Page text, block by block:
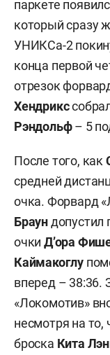
паркете
который сразу
УНИКСа-2
конца первой
отрезок
Хендрикс
Рэндольф– 5
После того, как
средней
очка. Форвард
Браундопустил
очки Д’ора
Каймакоглу
вперед – 38:36.
«Локомотив»
несмотря на то,
броска Кита